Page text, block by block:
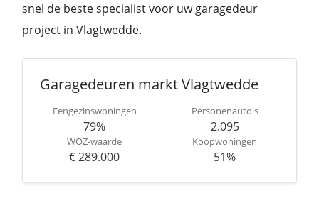
snel de beste specialist voor uw garagedeur
project in Vlagtwedde.
Garagedeuren markt Vlagtwedde
Eengezinswoningen
79%
Personenauto's
2.095
WOZ-waarde
€ 289.000
Koopwoningen
51%